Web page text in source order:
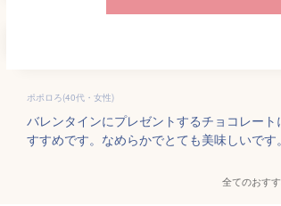
ポポロろ(40代・女性)
バレンタインにプレゼントするチョコレー
すすめです。なめらかでとても美味しいです。
全てのおす